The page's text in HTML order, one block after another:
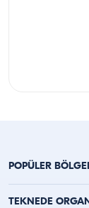
POPÜLER
Antalya Yat
TEKNEDE